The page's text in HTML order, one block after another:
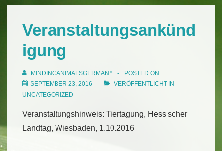
Main
Navigation
Veranstaltungsankünd
igung
MINDINGANIMALSGERMANY
POSTED ON
SEPTEMBER 23, 2016
VERÖFFENTLICHT IN
UNCATEGORIZED
Veranstaltungshinweis: Tiertagung, Hessischer
Landtag, Wiesbaden, 1.10.2016